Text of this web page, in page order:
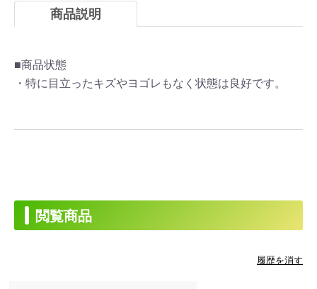
商品説明
■商品状態
・特に目立ったキズやヨゴレもなく状態は良好です。
閲覧商品
履歴を消す